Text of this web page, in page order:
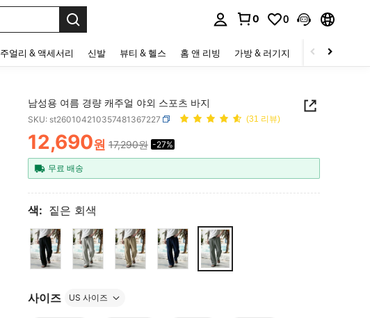
0 0
주얼리 & 액세서리 신발 뷰티 & 헬스 홈 앤 리빙 가방 & 러기지 스포츠 & 아웃
남성용 여름 경량 캐주얼 야외 스포츠 바지
SKU: st260104210357481367227 (31 리뷰)
PRICE AND AVAILABILITY
12,690원 17,290원 -27%
무료 배송
색: 짙은 회색
사이즈 US 사이즈